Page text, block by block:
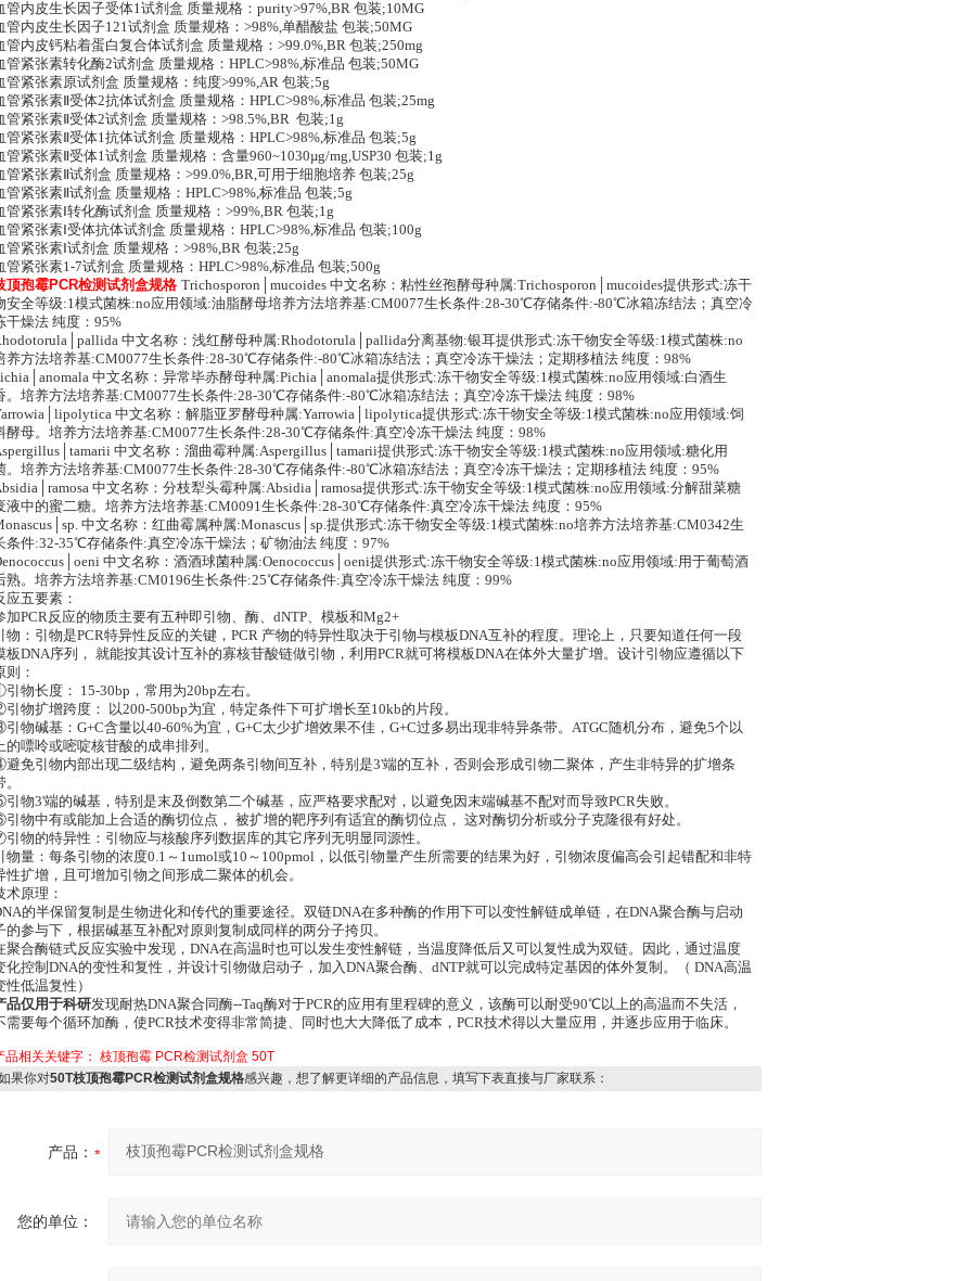
管内皮生长因子受体1试剂盒 质量规格：purity>97%,BR 包装;10MG
管内皮生长因子121试剂盒 质量规格：>98%,单醋酸盐 包装;50MG
管内皮钙粘着蛋白复合体试剂盒 质量规格：>99.0%,BR 包装;250mg
管紧张素转化酶2试剂盒 质量规格：HPLC>98%,标准品 包装;50MG
管紧张素原试剂盒 质量规格：纯度>99%,AR 包装;5g
管紧张素Ⅱ受体2抗体试剂盒 质量规格：HPLC>98%,标准品 包装;25mg
管紧张素Ⅱ受体2试剂盒 质量规格：>98.5%,BR 包装;1g
管紧张素Ⅱ受体1抗体试剂盒 质量规格：HPLC>98%,标准品 包装;5g
管紧张素Ⅱ受体1试剂盒 质量规格：含量960~1030µg/mg,USP30 包装;1g
管紧张素Ⅱ试剂盒 质量规格：>99.0%,BR,可用于细胞培养 包装;25g
管紧张素Ⅱ试剂盒 质量规格：HPLC>98%,标准品 包装;5g
管紧张素Ⅰ转化酶试剂盒 质量规格：>99%,BR 包装;1g
管紧张素Ⅰ受体抗体试剂盒 质量规格：HPLC>98%,标准品 包装;100g
管紧张素Ⅰ试剂盒 质量规格：>98%,BR 包装;25g
管紧张素1-7试剂盒 质量规格：HPLC>98%,标准品 包装;500g
顶孢霉PCR检测试剂盒规格 Trichosporon│mucoides 中文名称：粘性丝孢酵母种属:Trichosporon│mucoides提供形式:冻干
安全等级:1模式菌株:no应用领域:油脂酵母培养方法培养基:CM0077生长条件:28-30℃存储条件:-80℃冰箱冻结法；真空冷
干燥法 纯度：95%
中文名称：浅红酵母种属:Rhodotorula│pallida分离基物:银耳提供形式:冻干物安全等级:1模式菌株:no
养方法培养基:CM0077生长条件:28-30℃存储条件:-80℃冰箱冻结法；真空冷冻干燥法；定期移植法 纯度：98%
中文名称：异常毕赤酵母种属:Pichia│anomala提供形式:冻干物安全等级:1模式菌株:no应用领域:白酒生
。培养方法培养基:CM0077生长条件:28-30℃存储条件:-80℃冰箱冻结法；真空冷冻干燥法 纯度：98%
中文名称：解脂亚罗酵母种属:Yarrowia│lipolytica提供形式:冻干物安全等级:1模式菌株:no应用领域:饲
酵母。培养方法培养基:CM0077生长条件:28-30℃存储条件:真空冷冻干燥法 纯度：98%
中文名称：溜曲霉种属:Aspergillus│tamarii提供形式:冻干物安全等级:1模式菌株:no应用领域:糖化用
。培养方法培养基:CM0077生长条件:28-30℃存储条件:-80℃冰箱冻结法；真空冷冻干燥法；定期移植法 纯度：95%
中文名称：分枝犁头霉种属:Absidia│ramosa提供形式:冻干物安全等级:1模式菌株:no应用领域:分解甜菜糖
液中的蜜二糖。培养方法培养基:CM0091生长条件:28-30℃存储条件:真空冷冻干燥法 纯度：95%
中文名称：红曲霉属种属:Monascus│sp.提供形式:冻干物安全等级:1模式菌株:no培养方法培养基:CM0342生
条件:32-35℃存储条件:真空冷冻干燥法；矿物油法 纯度：97%
中文名称：酒酒球菌种属:Oenococcus│oeni提供形式:冻干物安全等级:1模式菌株:no应用领域:用于葡萄酒
熟。培养方法培养基:CM0196生长条件:25℃存储条件:真空冷冻干燥法 纯度：99%
应五要素：
加PCR反应的物质主要有五种即引物、酶、dNTP、模板和Mg2+
物：引物是PCR特异性反应的关键，PCR 产物的特异性取决于引物与模板DNA互补的程度。理论上，只要知道任何一段
板DNA序列， 就能按其设计互补的寡核苷酸链做引物，利用PCR就可将模板DNA在体外大量扩增。设计引物应遵循以下
则：
物长度： 15-30bp，常用为20bp左右。
物扩增跨度： 以200-500bp为宜，特定条件下可扩增长至10kb的片段。
物碱基：G+C含量以40-60%为宜，G+C太少扩增效果不佳，G+C过多易出现非特异条带。ATGC随机分布，避免5个以
的嘌呤或嘧啶核苷酸的成串排列。
免引物内部出现二级结构，避免两条引物间互补，特别是3'端的互补，否则会形成引物二聚体，产生非特异的扩增条
。
物3'端的碱基，特别是末及倒数第二个碱基，应严格要求配对，以避免因末端碱基不配对而导致PCR失败。
物中有或能加上合适的酶切位点， 被扩增的靶序列有适宜的酶切位点， 这对酶切分析或分子克隆很有好处。
物的特异性：引物应与核酸序列数据库的其它序列无明显同源性。
物量：每条引物的浓度0.1～1umol或10～100pmol，以低引物量产生所需要的结果为好，引物浓度偏高会引起错配和非特
性扩增，且可增加引物之间形成二聚体的机会。
术原理：
的半保留复制是生物进化和传代的重要途径。双链DNA在多种酶的作用下可以变性解链成单链，在DNA聚合酶与启动
的参与下，根据碱基互补配对原则复制成同样的两分子挎贝。
聚合酶链式反应实验中发现，DNA在高温时也可以发生变性解链，当温度降低后又可以复性成为双链。因此，通过温度
化控制DNA的变性和复性，并设计引物做启动子，加入DNA聚合酶、dNTP就可以完成特定基因的体外复制。（ DNA高温
性低温复性）
品仅用于科研发现耐热DNA聚合同酶--Taq酶对于PCR的应用有里程碑的意义，该酶可以耐受90℃以上的高温而不失活，
需要每个循环加酶，使PCR技术变得非常简捷、同时也大大降低了成本，PCR技术得以大量应用，并逐步应用于临床。
品相关关键字： 枝顶孢霉 PCR检测试剂盒 50T
你对50T枝顶孢霉PCR检测试剂盒规格感兴趣，想了解更详细的产品信息，填写下表直接与厂家联系：
产品：
您的单位：